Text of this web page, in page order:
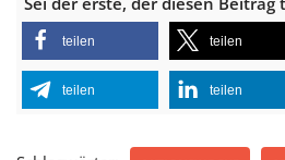
teilen teilen
teilen teilen